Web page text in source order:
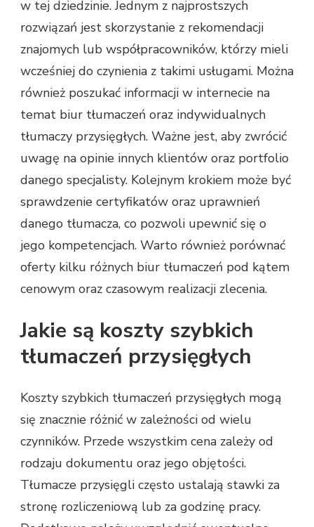
w tej dziedzinie. Jednym z najprostszych
rozwiązań jest skorzystanie z rekomendacji
znajomych lub współpracowników, którzy mieli
wcześniej do czynienia z takimi usługami. Można
również poszukać informacji w internecie na
temat biur tłumaczeń oraz indywidualnych
tłumaczy przysięgłych. Ważne jest, aby zwrócić
uwagę na opinie innych klientów oraz portfolio
danego specjalisty. Kolejnym krokiem może być
sprawdzenie certyfikatów oraz uprawnień
danego tłumacza, co pozwoli upewnić się o
jego kompetencjach. Warto również porównać
oferty kilku różnych biur tłumaczeń pod kątem
cenowym oraz czasowym realizacji zlecenia.
Jakie są koszty szybkich
tłumaczeń przysięgłych
Koszty szybkich tłumaczeń przysięgłych mogą
się znacznie różnić w zależności od wielu
czynników. Przede wszystkim cena zależy od
rodzaju dokumentu oraz jego objętości.
Tłumacze przysięgli często ustalają stawki za
stronę rozliczeniową lub za godzinę pracy.